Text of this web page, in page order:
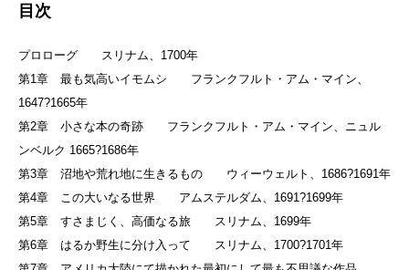
目次
プロローグ スリナム、1700年
第1章 最も気高いイモムシ フランクフルト・アム・マイン、
1647?1665年
第2章 小さな本の奇跡 フランクフルト・アム・マイン、ニュル
ンベルク 1665?1686年
第3章 沼地や荒れ地に生きるもの ウィーウェルト、1686?1691年
第4章 この大いなる世界 アムステルダム、1691?1699年
第5章 すさまじく、高価なる旅 スリナム、1699年
第6章 はるか野生に分け入って スリナム、1700?1701年